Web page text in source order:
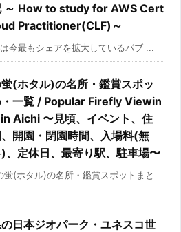
～ How to study for AWS Cert
Practitioner(CLF)～
今最もシェアを拡大しているパブ ...
(ホタル)の名所・鑑賞スポッ
・一覧 / Popular Firefly Viewin
Aichi 〜見頃、イベント、住
開園・閉園時間、入場料(無
、定休日、最寄り駅、駐車場〜
(ホタル)の名所・鑑賞スポットまと
日本ジオパーク・ユネスコ世